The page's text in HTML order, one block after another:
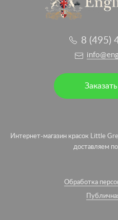
8 (495)
Интернет-магазин красок Little
доставляем
Обработка